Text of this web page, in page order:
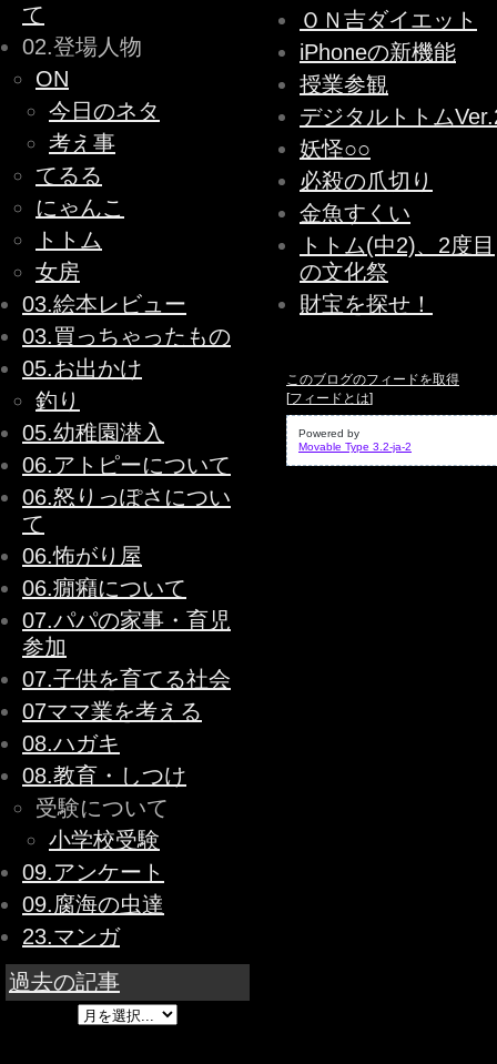
て
02.登場人物
ON
今日のネタ
考え事
てるる
にゃんこ
トトム
女房
03.絵本レビュー
03.買っちゃったもの
05.お出かけ
釣り
05.幼稚園潜入
06.アトピーについて
06.怒りっぽさについ
て
06.怖がり屋
06.癇癪について
07.パパの家事・育児
参加
07.子供を育てる社会
07ママ業を考える
08.ハガキ
08.教育・しつけ
受験について
小学校受験
09.アンケート
09.腐海の虫達
23.マンガ
過去の記事
ＯＮ吉ダイエット
iPhoneの新機能
授業参観
デジタルトトム
妖怪○○
必殺の爪切り
金魚すくい
トトム(中2)、2度目
の文化祭
財宝を探せ！
このブログのフィードを取得
[フィードとは]
Powered by
Movable Type 3.2-ja-2